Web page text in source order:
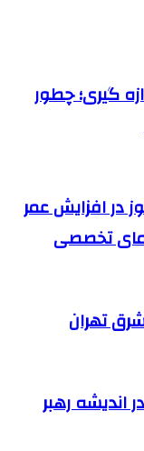
گیری؛ چطور
در افزایش عمر
تخصصی
تهران
اندیشه رهبر